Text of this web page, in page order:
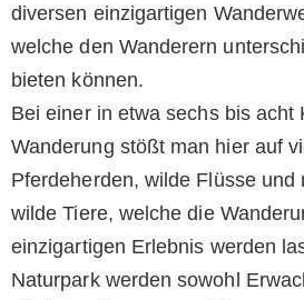
diversen einzigartigen
welche den Wanderern
bieten können.
Bei einer in etwa sechs bis acht
Wanderung stößt man hier auf
Pferdeherden, wilde Flüsse und
wilde Tiere, welche die
einzigartigen Erlebnis werden
Naturpark werden sowohl